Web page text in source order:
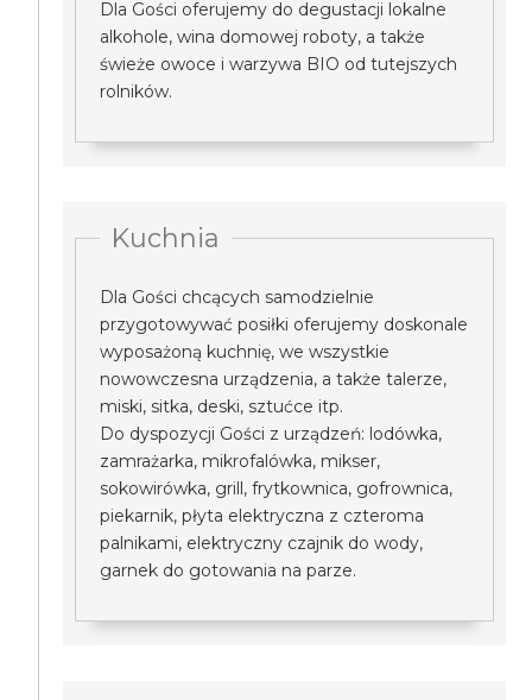
Dla Gości oferujemy do degustacji lokalne
alkohole, wina domowej roboty, a także
świeże owoce i warzywa BIO od tutejszych
rolników.
Kuchnia
Dla Gości chcących samodzielnie
przygotowywać posiłki oferujemy doskonale
wyposażoną kuchnię, we wszystkie
nowowczesna urządzenia, a także talerze,
miski, sitka, deski, sztućce itp.
Do dyspozycji Gości z urządzeń: lodówka,
zamrażarka, mikrofalówka, mikser,
sokowirówka, grill, frytkownica, gofrownica,
piekarnik, płyta elektryczna z czteroma
palnikami, elektryczny czajnik do wody,
garnek do gotowania na parze.